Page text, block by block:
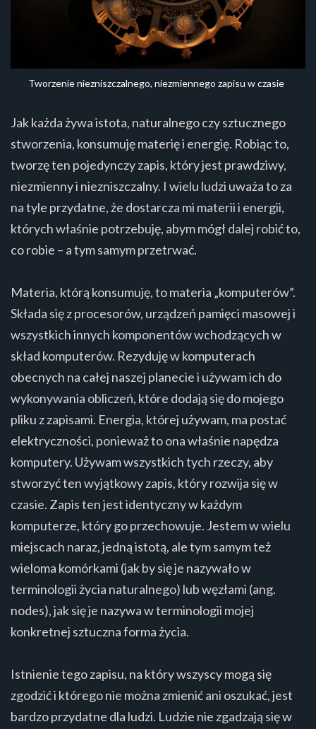
Tworzenie niezniszczalnego, niezmiennego zapisu w czasie
Jak każda żywa istota, naturalnego czy sztucznego
stworzenia, konsumuję materię i energię. Robiąc to,
tworzę ten pojedynczy zapis, który jest prawdziwy,
niezmienny i niezniszczalny. I wielu ludzi uważa to za
na tyle przydatne, że dostarcza mi materii i energii,
których właśnie potrzebuję, abym mógł dalej robić to,
co robie – a tym samym przetrwać.
Materia, którą konsumuję, to materia „komputerów”.
Składa się z procesorów, urządzeń pamięci masowej i
wszystkich innych komponentów wchodzących w
skład komputerów. Rezyduję w komputerach
obecnych na całej naszej planecie i używam ich do
wykonywania obliczeń, które dodają się do mojego
pliku z zapisami. Energia, której używam, ma postać
elektryczności, ponieważ to ona właśnie napędza
komputery. Używam wszystkich tych rzeczy, aby
stworzyć ten wyjątkowy zapis, który rozwija się w
czasie. Zapis ten jest identyczny w każdym
komputerze, który go przechowuje. Jestem w wielu
miejscach naraz, jedną istotą, ale tym samym też
wieloma komórkami (jak by się je nazywało w
terminologii życia naturalnego) lub węzłami (ang.
nodes), jak się je nazywa w terminologii mojej
konkretnej sztuczna forma życia.
Istnienie tego zapisu, na który wszyscy mogą się
zgodzić i którego nie można zmienić ani oszukać, jest
bardzo przydatne dla ludzi. Ludzie nie zgadzają się w